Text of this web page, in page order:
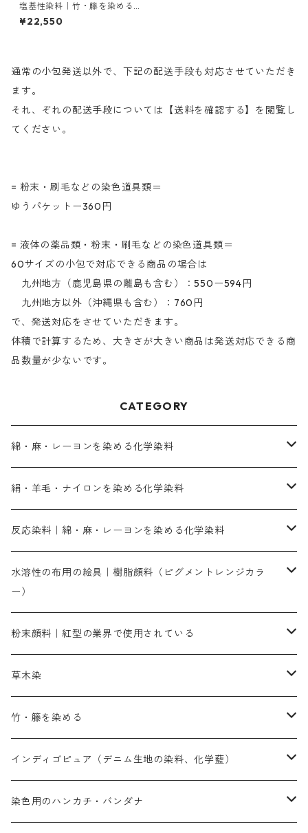
塩基性染料｜竹・籐を染める
｜1kg｜塩基性ブラック（黒色
系）
¥22,550
通常の小包発送以外で、下記の配送手段も対応させていただき
ます。
それ、ぞれの配送手段については【送料を確認する】を閲覧し
てください。
= 粉末・刷毛などの染色道具類＝
ゆうパケットー360円
= 液体の薬品類・粉末・刷毛などの染色道具類＝
60サイズの小包で対応できる商品の場合は
九州地方（鹿児島県の離島も含む）：550ー594円
九州地方以外（沖縄県も含む）：760円
で、発送対応をさせていただきます。
体積で計算するため、大きさが大きい商品は発送対応できる商
品数量が少ないです。
CATEGORY
綿・麻・レーヨンを染める化学染料
直接染料－染色手順が簡単
人気のおすすめ直接染料
染色に必要な薬品類
橙色系
青色系
紫色系
絹・羊毛・ナイロンを染める化学染料
お買い得品
染料一覧
人気のおすすめ染料
橙色系
染色に必要な薬品類
補助薬品
反応染料｜綿・麻・レーヨンを染める化学染料
お勧めの3原色（赤・青・黄色）
お勧め｜スミフィックス～
3原色以外の色目
赤色
染色に必要な薬品
アルカリ剤
補助薬品
捺染に必要な材料
捺染糊
水溶性の布用の絵具｜樹脂顔料（ピグメントレンジカラ
ー）
ネオカラー（色）
内容量：100g
内容量：500g
バィンダー（定着剤）
増粘剤
黄色系
エロ―M3G｜定番の色合い
オレンジ系
粉末顔料｜紅型の業界で使用されている
赤色系
本洋紅
代用朱黄色口
黄色系
ファストエロ―10GN（鮮やかな黄色）
ファストエロ―5GN（黄色）
青色系
NSBAブルー
白色｜胡粉
草木染
植物染料
人気のおすすめ植物染料
インド茜・西洋茜の個別販売
濃染処理剤｜ソルバックスPS－900
媒染剤
竹・籐を染める
人気のおすすめ竹・藤を染める染料
塩基性染料（混色可能）
インディゴピュア（デニム生地の染料、化学藍）
初心者向けお試しセット販売
染色用のハンカチ・バンダナ